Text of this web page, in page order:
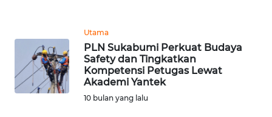
Utama
PLN Sukabumi Perkuat Budaya
Safety dan Tingkatkan
Kompetensi Petugas Lewat
Akademi Yantek
10 bulan yang lalu
SIMALUNGUN
WN
LABUHANBATU